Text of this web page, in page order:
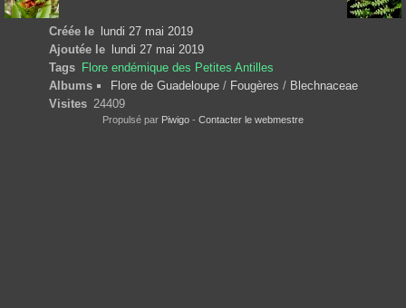
Créée le
lundi 27 mai 2019
Ajoutée le
lundi 27 mai 2019
Tags Flore endémique des Petites Antilles
Albums
Flore de Guadeloupe/ Fougères / Blechnaceae
Visites 24409
Propulsé par Piwigo - Contacter le webmestre